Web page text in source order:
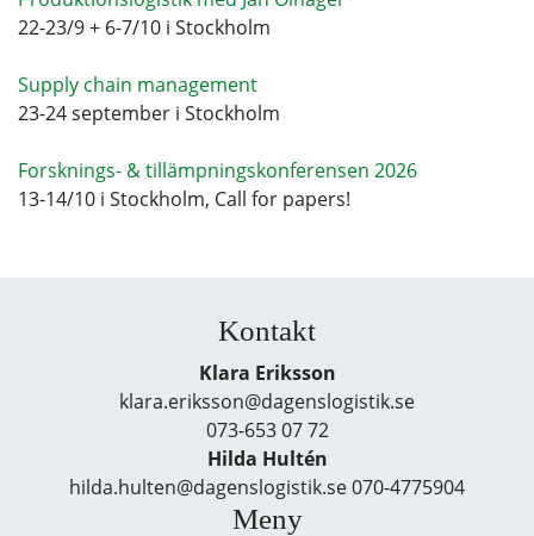
22-23/9 + 6-7/10 i Stockholm
Supply chain management
23-24 september i Stockholm
Forsknings- & tillämpningskonferensen 2026
13-14/10 i Stockholm, Call for papers!
Kontakt
Klara Eriksson
klara.eriksson@dagenslogistik.se
073-653 07 72
Hilda Hultén
hilda.hulten@dagenslogistik.se 070-4775904
Meny